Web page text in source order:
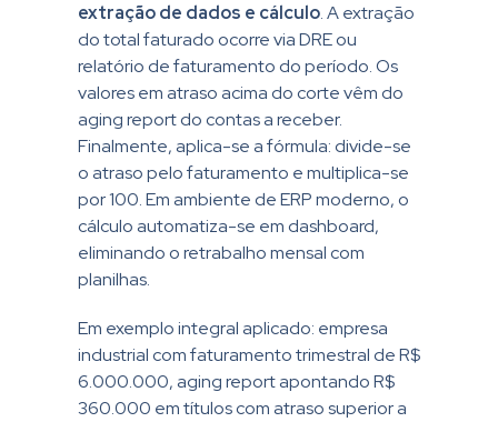
extração de dados e cálculo. A extração
do total faturado ocorre via DRE ou
relatório de faturamento do período. Os
valores em atraso acima do corte vêm do
aging report do contas a receber.
Finalmente, aplica-se a fórmula: divide-se
o atraso pelo faturamento e multiplica-se
por 100. Em ambiente de ERP moderno, o
cálculo automatiza-se em dashboard,
eliminando o retrabalho mensal com
planilhas.
Em exemplo integral aplicado: empresa
industrial com faturamento trimestral de R$
6.000.000, aging report apontando R$
360.000 em títulos com atraso superior a